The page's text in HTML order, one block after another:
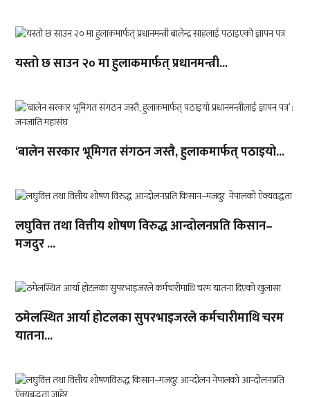
यस्तो छ साउन २० मा हुलाकमार्फत् प्रधानमन्त्री...
‘बालेन सरकार भूमिगत संगठन जस्तै, हुलाकमार्फत् पठाइयो...
लघुवित्त तथा वित्तीय शोषण विरुद्ध आन्दोलनप्रति किसान–
मजदुर ...
ठमेलस्थित आर्या होटलका सुपरभाइजरले कर्मचारीमाथि चरम
यातना...